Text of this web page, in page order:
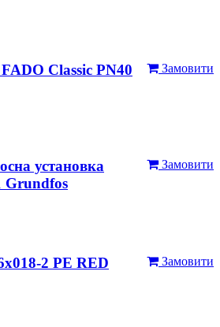
Замовити
Classic PN40
Замовити
установка
Grundfos
Замовити
2 РЕ RED